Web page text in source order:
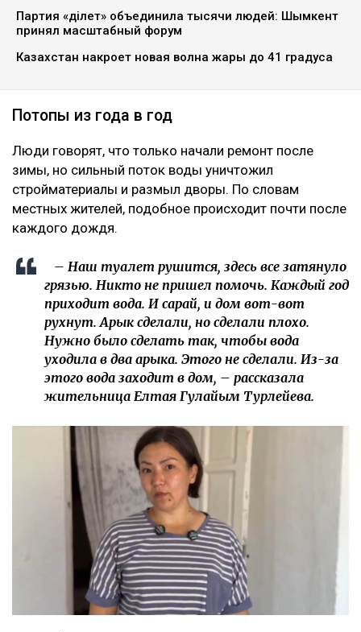
Партия «Әділет» объединила тысячи людей: Шымкент
принял масштабный форум
Казахстан накроет новая волна жары до 41 градуса
Потопы из года в год
Люди говорят, что только начали ремонт после
зимы, но сильный поток воды уничтожил
стройматериалы и размыл дворы. По словам
местных жителей, подобное происходит почти после
каждого дождя.
– Наш туалет рушится, здесь все затянуло
грязью. Никто не пришел помочь. Каждый год
приходит вода. И сарай, и дом вот-вот
рухнут. Арык сделали, но сделали плохо.
Нужно было сделать так, чтобы вода
уходила в два арыка. Этого не сделали. Из-за
этого вода заходит в дом, – рассказала
жительница Елтая Гулайым Турлейева.